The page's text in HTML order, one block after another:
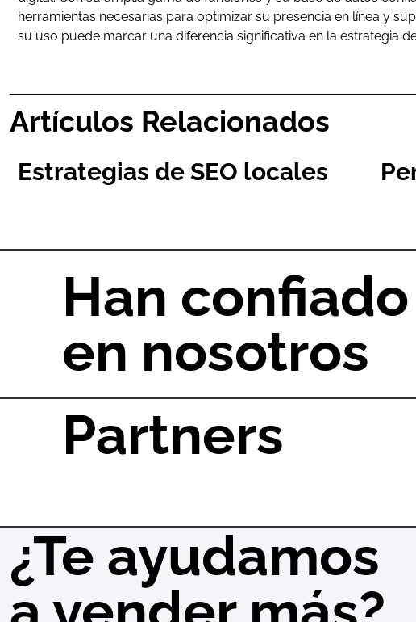
herramientas necesarias para optimizar su presencia en línea y
su uso puede marcar una diferencia significativa en la estrategia
Artículos Relacionados
Estrategias de SEO locales
Han confiado
en nosotros
Partners
¿Te ayudamos